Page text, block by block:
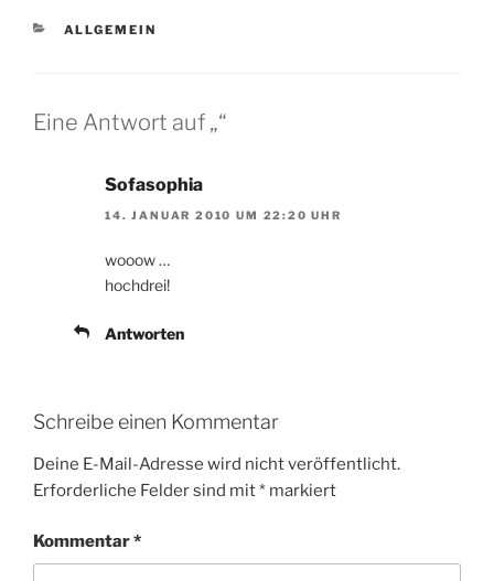
KATEGORIEN
ALLGEMEIN
Eine Antwort auf „“
Sofasophia
14. JANUAR 2010 UM 22:20 UHR
wooow …
hochdrei!
Antworten
Schreibe einen Kommentar
Deine E-Mail-Adresse wird nicht veröffentlicht.
Erforderliche Felder sind mit* markiert
Kommentar*